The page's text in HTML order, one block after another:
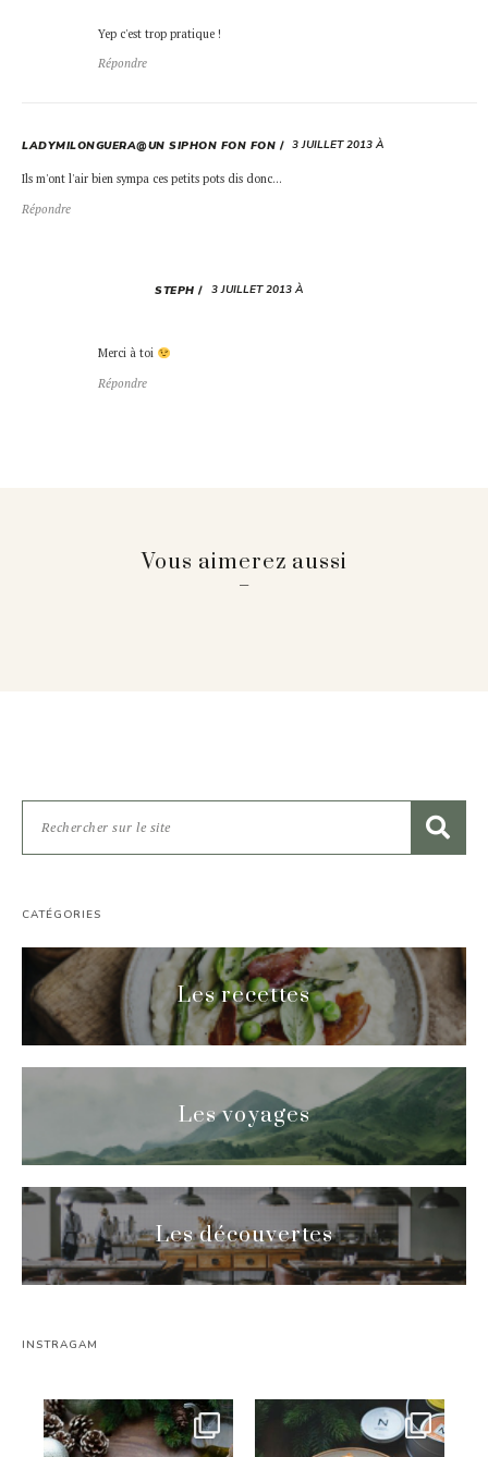
Yep c'est trop pratique !
Répondre
LADYMILONGUERA@UN SIPHON FON FON 3 JUILLET 2013 À
Ils m'ont l'air bien sympa ces petits pots dis donc…
Répondre
STEPH 3 JUILLET 2013 À
Merci à toi
Répondre
Vous aimerez aussi
CATÉGORIES
Les recettes
Les voyages
Les découvertes
INSTRAGAM